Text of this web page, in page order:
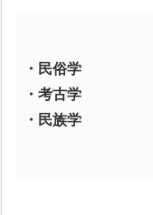
・民俗学
・考古学
・民族学